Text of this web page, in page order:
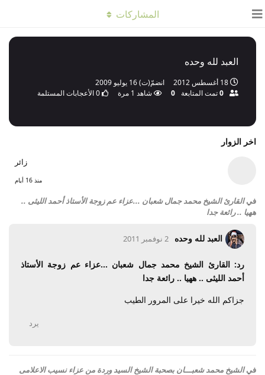
العبد لله وحده
18 أغسطس 2012 انضمّ(ت)16 يوليو 2009
0تمت المتابعة 0 شاهد 1 مرة 0الأعجابات المستلمة
المشاركات
اخر الزوار
زائر
منذ 16 أيام
فيالقارئ الشيخ محمد جمال شعبان ...عزاء عم زوجة الأستاذ أحمد الليثى ..
ههيا .. رائعة جدا
العبد لله وحده 2 نوفمبر 2011
رد: القارئ الشيخ محمد جمال شعبان ...عزاء عم زوجة الأستاذ
أحمد الليثى .. ههيا .. رائعة جدا
جزاكم الله خيرا على المرور الطيب
يرد
فيالشيخ محمد شعبـــان بصحبة الشيخ السيد وردة من عزاء نسيب الاعلامى